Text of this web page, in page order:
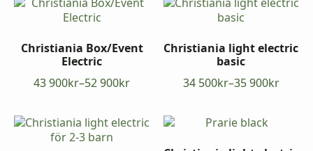
Min
Max
Christiania Box/Event
Electric
43 900kr–52 900kr
Prisintervall:
900kr
till
52
Christiania light electric
basic
34 500kr–35 900kr
Prisintervall:
500kr
till